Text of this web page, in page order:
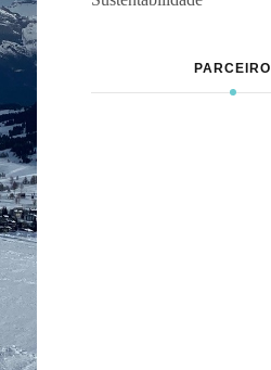
PARCEIRO